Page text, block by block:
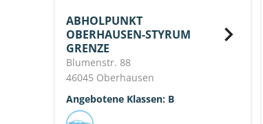
ABHOLPUNKT
OBERHAUSEN-STYRUM
GRENZE
Blumenstr. 88
46045 Oberhausen
Angebotene Klassen: B